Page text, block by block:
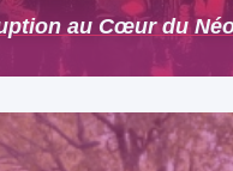
au Cœur du